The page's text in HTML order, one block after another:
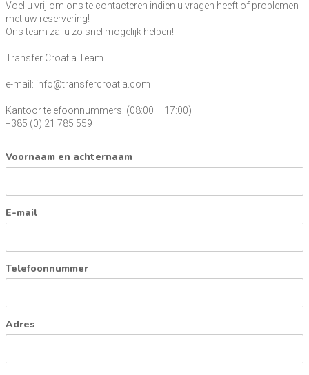
Voel u vrij om ons te contacteren indien u vragen heeft of problemen
met uw reservering!
Ons team zal u zo snel mogelijk helpen!
Transfer Croatia Team
e-mail: info@transfercroatia.com
Kantoor telefoonnummers: (08:00 – 17:00)
+385 (0) 21 785 559
Voornaam en achternaam
E-mail
Telefoonnummer
Adres